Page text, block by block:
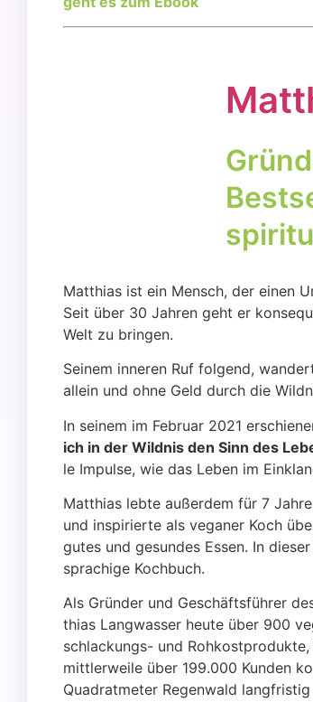
Mat­thi­as ist ein Mensch, der einen
Seit über 30 Jah­ren geht er
Welt zu brin­gen.
Sei­nem inne­ren Ruf fol­gend,
allein und ohne Geld durch die
In sei­nem im Febru­ar 2021
ich in der Wild­nis den Sinn des
le Impul­se, wie das Leben im
Mat­thi­as leb­te außer­dem für 7
und inspi­rier­te als vega­ner Koch
gutes und gesun­des Essen. In
spra­chi­ge Koch­buch.
Als Grün­der und Geschäfts­füh­rer
thi­as Lang­was­ser heu­te über 900
schla­ckungs- und
mitt­ler­wei­le über 199.000 Kun­den
Qua­drat­me­ter Regen­wald